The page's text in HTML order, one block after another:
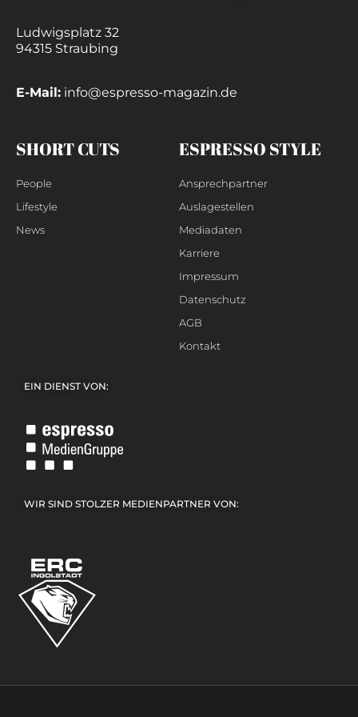
Ludwigsplatz 32
94315 Straubing
E-Mail: info@espresso-magazin.de
SHORT CUTS
People
Lifestyle
News
ESPRESSO STYLE
Ansprechpartner
Auslagestellen
Mediadaten
Karriere
Impressum
Datenschutz
AGB
Kontakt
EIN DIENST VON:
WIR SIND STOLZER MEDIENPARTNER VON: